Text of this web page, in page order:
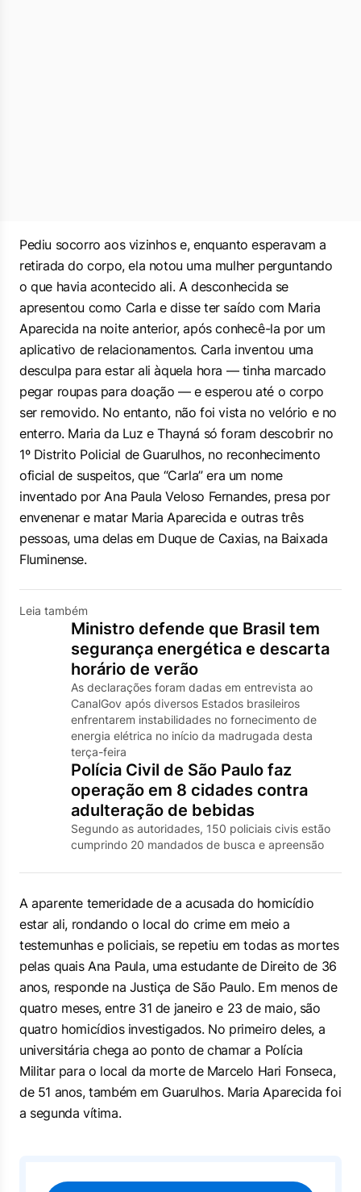
Pediu socorro aos vizinhos e, enquanto esperavam a
retirada do corpo, ela notou uma mulher perguntando
o que havia acontecido ali. A desconhecida se
apresentou como Carla e disse ter saído com Maria
Aparecida na noite anterior, após conhecê-la por um
aplicativo de relacionamentos. Carla inventou uma
desculpa para estar ali àquela hora — tinha marcado
pegar roupas para doação — e esperou até o corpo
ser removido. No entanto, não foi vista no velório e no
enterro. Maria da Luz e Thayná só foram descobrir no
1º Distrito Policial de Guarulhos, no reconhecimento
oficial de suspeitos, que “Carla” era um nome
inventado por Ana Paula Veloso Fernandes, presa por
envenenar e matar Maria Aparecida e outras três
pessoas, uma delas em Duque de Caxias, na Baixada
Fluminense.
Leia também
Ministro defende que Brasil tem
segurança energética e descarta
horário de verão
As declarações foram dadas em entrevista ao
CanalGov após diversos Estados brasileiros
enfrentarem instabilidades no fornecimento de
energia elétrica no início da madrugada desta
terça-feira
Polícia Civil de São Paulo faz
operação em 8 cidades contra
adulteração de bebidas
Segundo as autoridades, 150 policiais civis estão
cumprindo 20 mandados de busca e apreensão
A aparente temeridade de a acusada do homicídio
estar ali, rondando o local do crime em meio a
testemunhas e policiais, se repetiu em todas as mortes
pelas quais Ana Paula, uma estudante de Direito de 36
anos, responde na Justiça de São Paulo. Em menos de
quatro meses, entre 31 de janeiro e 23 de maio, são
quatro homicídios investigados. No primeiro deles, a
universitária chega ao ponto de chamar a Polícia
Militar para o local da morte de Marcelo Hari Fonseca,
de 51 anos, também em Guarulhos. Maria Aparecida foi
a segunda vítima.